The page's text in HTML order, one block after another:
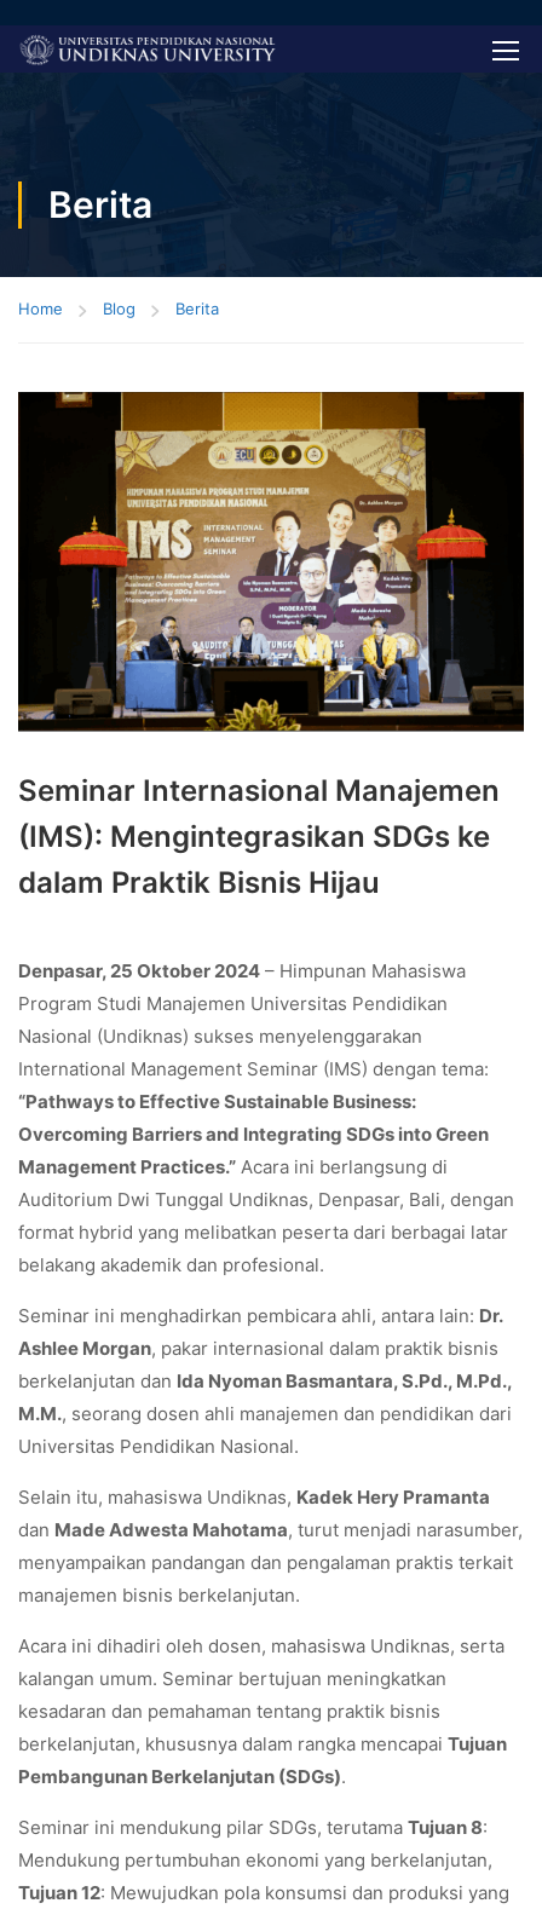
Berita
Home Blog Berita
Seminar Internasional Manajemen
(IMS): Mengintegrasikan SDGs ke
dalam Praktik Bisnis Hijau
Denpasar, 25 Oktober 2024 – Himpunan Mahasiswa
Program Studi Manajemen Universitas Pendidikan
Nasional (Undiknas) sukses menyelenggarakan
International Management Seminar (IMS) dengan tema:
“Pathways to Effective Sustainable Business:
Overcoming Barriers and Integrating SDGs into Green
Management Practices.” Acara ini berlangsung di
Auditorium Dwi Tunggal Undiknas, Denpasar, Bali, dengan
format hybrid yang melibatkan peserta dari berbagai latar
belakang akademik dan profesional.
Seminar ini menghadirkan pembicara ahli, antara lain: Dr.
Ashlee Morgan, pakar internasional dalam praktik bisnis
berkelanjutan dan Ida Nyoman Basmantara, S.Pd., M.Pd.,
M.M., seorang dosen ahli manajemen dan pendidikan dari
Universitas Pendidikan Nasional.
Selain itu, mahasiswa Undiknas, Kadek Hery Pramanta
dan Made Adwesta Mahotama, turut menjadi narasumber,
menyampaikan pandangan dan pengalaman praktis terkait
manajemen bisnis berkelanjutan.
Acara ini dihadiri oleh dosen, mahasiswa Undiknas, serta
kalangan umum. Seminar bertujuan meningkatkan
kesadaran dan pemahaman tentang praktik bisnis
berkelanjutan, khususnya dalam rangka mencapai Tujuan
Pembangunan Berkelanjutan (SDGs).
Seminar ini mendukung pilar SDGs, terutama Tujuan 8:
Mendukung pertumbuhan ekonomi yang berkelanjutan,
Tujuan 12: Mewujudkan pola konsumsi dan produksi yang